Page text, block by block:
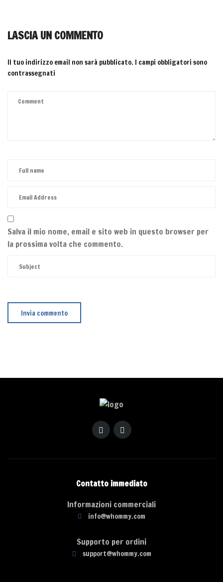
LASCIA UN COMMENTO
Il tuo indirizzo email non sarà pubblicato. I campi obbligatori sono
contrassegnati
Salva il mio nome, email e sito web in questo browser per
la prossima volta che commento.
Contatto immediato
Informazioni commerciali
info@whommy.com
Supporto per ordini
support@whommy.com